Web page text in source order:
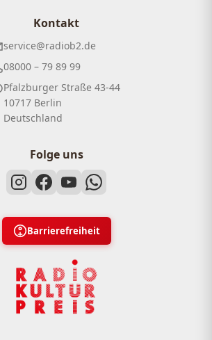
Kontakt
service@radiob2.de
08000 – 79 89 99
Pfalzburger Straße 43-44
10717 Berlin
Deutschland
Folge uns
Barrierefreiheit